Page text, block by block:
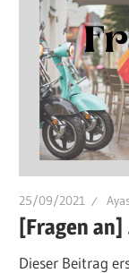
25/09/2021
[Fragen
Dieser Beitrag